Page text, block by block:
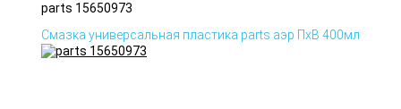
parts 15650973
Смазка универсальная пластика parts аэр ПхВ 400мл